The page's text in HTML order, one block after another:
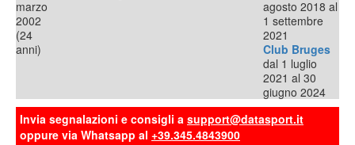
marzo
2002
(24
anni)
agosto 2018 al
1 settembre
2021
Club Bruges
dal 1 luglio
2021 al 30
giugno 2024
Invia segnalazioni e consigli a support@datasport.it
oppure via Whatsapp al +39.345.4843900